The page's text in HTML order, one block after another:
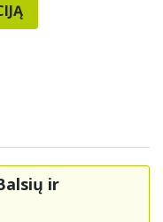
ir